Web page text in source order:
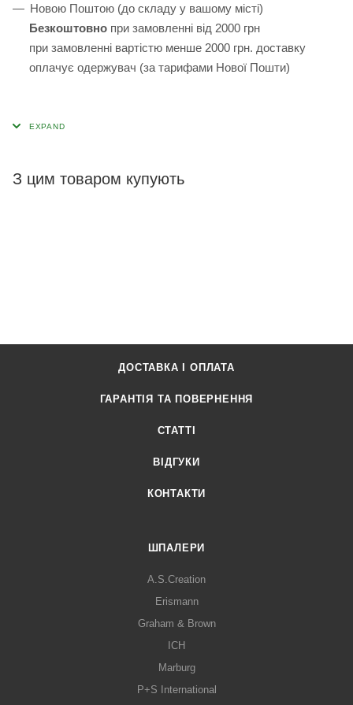
Новою Поштою (до складу у вашому місті)
Безкоштовно при замовленні від 2000 грн
при замовленні вартістю менше 2000 грн. доставку
оплачує одержувач (за тарифами Нової Пошти)
З цим товаром купують
ДОСТАВКА І ОПЛАТА
ГАРАНТІЯ ТА ПОВЕРНЕННЯ
СТАТТІ
ВІДГУКИ
КОНТАКТИ
ШПАЛЕРИ
A.S.Creation
Erismann
Graham & Brown
ICH
Marburg
P+S International